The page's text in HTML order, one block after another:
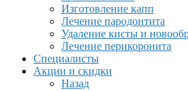
Изготовление капп
Лечение пародонтита
Удаление кисты и
Лечение перикоронита
Специалисты
Акции и скидки
Назад